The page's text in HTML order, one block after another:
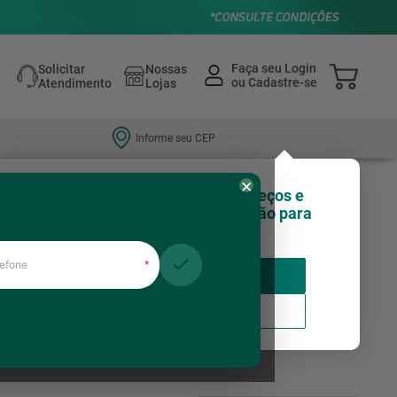
Solicitar
Atendimento
Nossas
Lojas
Informe seu CEP
Olá, você sabia que nossos preços e
estoques podem variar de região para
Insira seu CEP
×
*